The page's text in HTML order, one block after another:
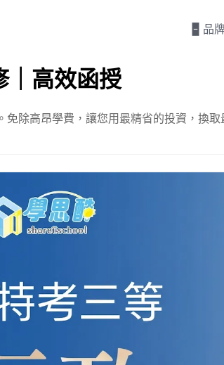
🁢 品
｜高效函授
除高昂學費，讓您用最精省的投資，換取